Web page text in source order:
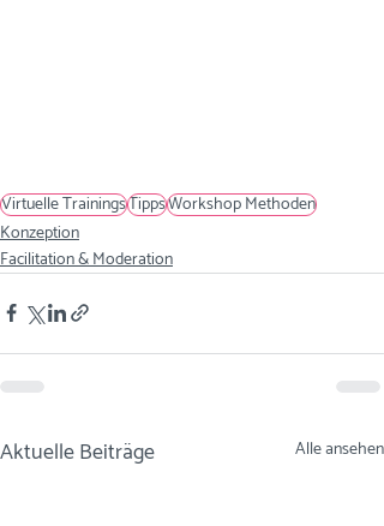
Virtuelle TrainingsTippsWorkshop Methoden
Konzeption
Facilitation & Moderation
Aktuelle Beiträge Alle ansehen